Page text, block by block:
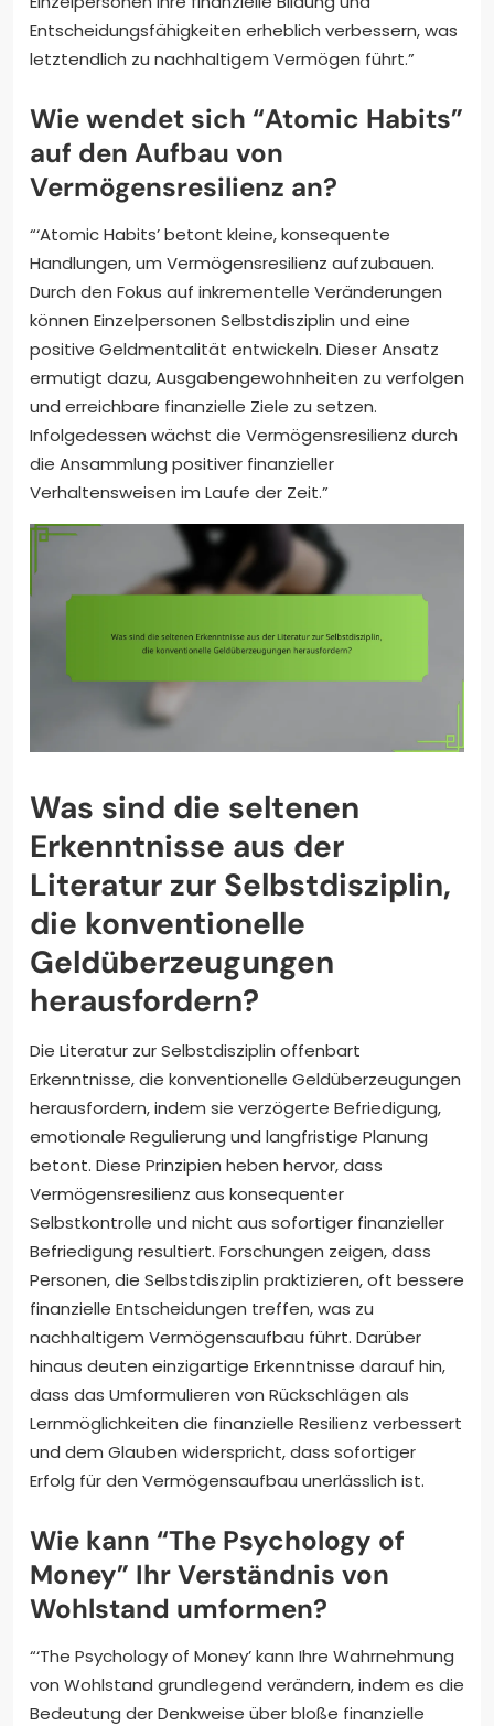
Entscheidungsfähigkeiten erheblich verbessern, was
letztendlich zu nachhaltigem Vermögen führt.”
Wie wendet sich “Atomic Habits”
auf den Aufbau von
Vermögensresilienz an?
“‘Atomic Habits’ betont kleine, konsequente
Handlungen, um Vermögensresilienz aufzubauen.
Durch den Fokus auf inkrementelle Veränderungen
können Einzelpersonen Selbstdisziplin und eine
positive Geldmentalität entwickeln. Dieser Ansatz
ermutigt dazu, Ausgabengewohnheiten zu verfolgen
und erreichbare finanzielle Ziele zu setzen.
Infolgedessen wächst die Vermögensresilienz durch
die Ansammlung positiver finanzieller
Verhaltensweisen im Laufe der Zeit.”
Was sind die seltenen
Erkenntnisse aus der
Literatur zur Selbstdisziplin,
die konventionelle
Geldüberzeugungen
herausfordern?
Die Literatur zur Selbstdisziplin offenbart
Erkenntnisse, die konventionelle Geldüberzeugungen
herausfordern, indem sie verzögerte Befriedigung,
emotionale Regulierung und langfristige Planung
betont. Diese Prinzipien heben hervor, dass
Vermögensresilienz aus konsequenter
Selbstkontrolle und nicht aus sofortiger finanzieller
Befriedigung resultiert. Forschungen zeigen, dass
Personen, die Selbstdisziplin praktizieren, oft bessere
finanzielle Entscheidungen treffen, was zu
nachhaltigem Vermögensaufbau führt. Darüber
hinaus deuten einzigartige Erkenntnisse darauf hin,
dass das Umformulieren von Rückschlägen als
Lernmöglichkeiten die finanzielle Resilienz verbessert
und dem Glauben widerspricht, dass sofortiger
Erfolg für den Vermögensaufbau unerlässlich ist.
Wie kann “The Psychology of
Money” Ihr Verständnis von
Wohlstand umformen?
“‘The Psychology of Money’ kann Ihre Wahrnehmung
von Wohlstand grundlegend verändern, indem es die
Bedeutung der Denkweise über bloße finanzielle